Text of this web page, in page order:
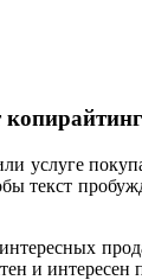
услуге
текст
и интересен